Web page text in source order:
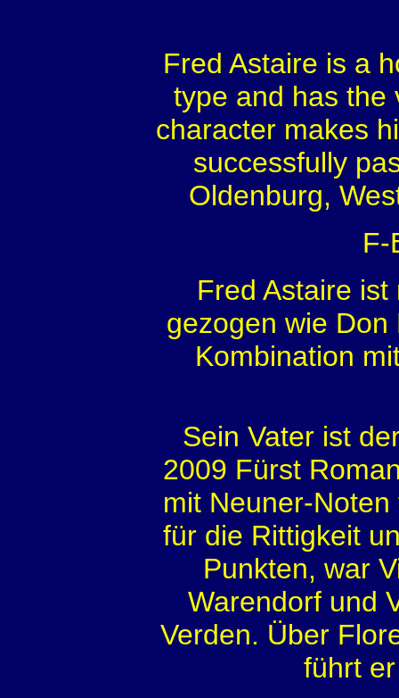
Fred Astaire is a
type and has the
character makes
successfully
Oldenburg,
F-
Fred Astaire
gezogen wie
Kombination
Sein Vater ist
2009 Fürst
mit Neuner-
für die Rittigkeit
Punkten, war
Warendorf und
Verden. Über
führt